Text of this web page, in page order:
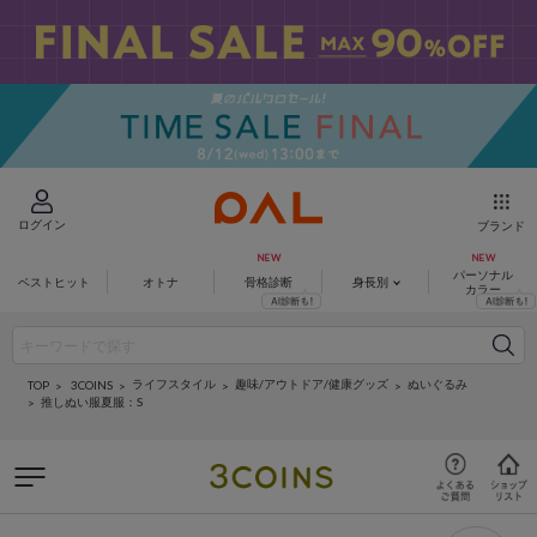
ログイン ブランド
ベストヒット オトナ 骨格診断 身長別
パーソナル
カラー
TOP 3COINS ライフスタイル 趣味/アウトドア/健康グッズ
ぬいぐるみ
推しぬい服夏服：S